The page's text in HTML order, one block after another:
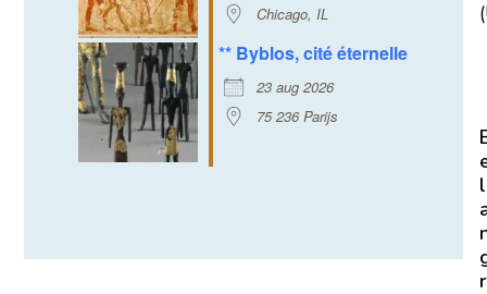
Chicago, IL
** Byblos, cité éternelle
23 aug 2026
75 236 Parijs
l
r